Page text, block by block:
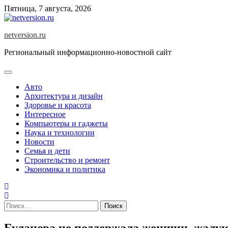
Skip
to
Пятница, 7 августа, 2026
netversion.ru
Региональный информационно-новостной сайт
Авто
Архитектура и дизайн
Здоровье и красота
Интересное
Компьютеры и гаджеты
Наука и технологии
Новости
Семья и дети
Строительство и ремонт
Экономика и политика
Найти: